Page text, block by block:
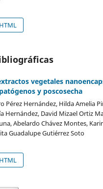
HTML
vegetales
y poscosecha
Pérez Hernández, Hilda Amelia
Hernández, David Mizael Ortiz
Abelardo Chávez Montes,
Guadalupe Gutiérrez Soto
HTML